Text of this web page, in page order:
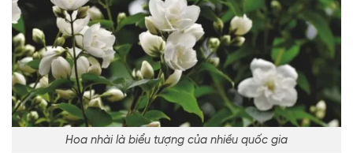
Hoa nhài là biểu tượng của nhiều quốc gia